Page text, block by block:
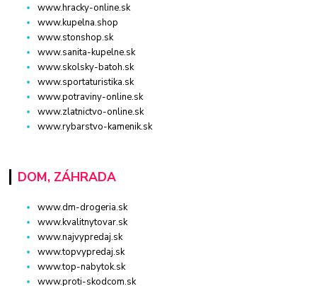
www.hracky-online.sk
www.kupelna.shop
www.stonshop.sk
www.sanita-kupelne.sk
www.skolsky-batoh.sk
www.sportaturistika.sk
www.potraviny-online.sk
www.zlatnictvo-online.sk
www.rybarstvo-kamenik.sk
DOM, ZÁHRADA
www.dm-drogeria.sk
www.kvalitnytovar.sk
www.najvypredaj.sk
www.topvypredaj.sk
www.top-nabytok.sk
www.proti-skodcom.sk